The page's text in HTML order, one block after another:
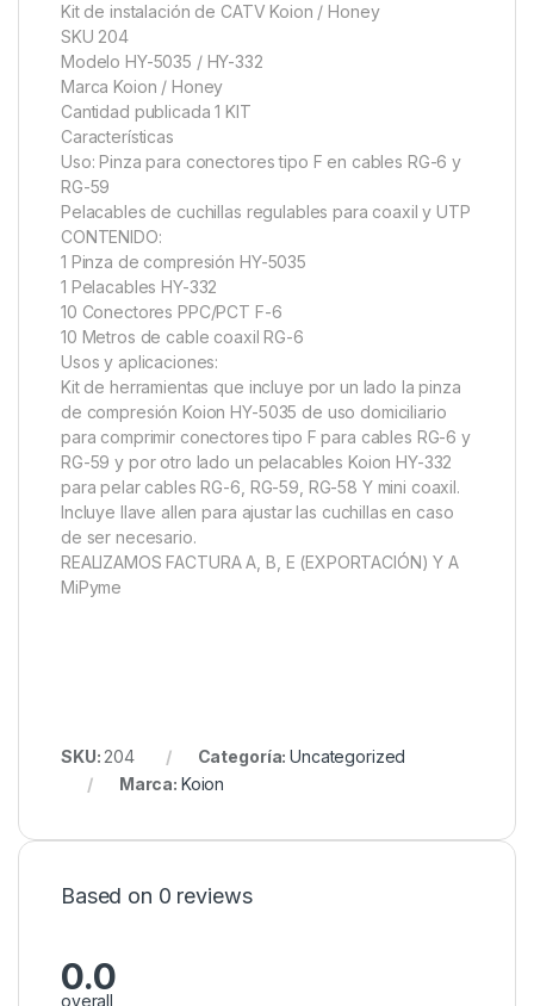
Kit de instalación de CATV Koion / Honey
SKU 204
Modelo HY-5035 / HY-332
Marca Koion / Honey
Cantidad publicada 1 KIT
Características
Uso: Pinza para conectores tipo F en cables RG-6 y
RG-59
Pelacables de cuchillas regulables para coaxil y UTP
CONTENIDO:
1 Pinza de compresión HY-5035
1 Pelacables HY-332
10 Conectores PPC/PCT F-6
10 Metros de cable coaxil RG-6
Usos y aplicaciones:
Kit de herramientas que incluye por un lado la pinza
de compresión Koion HY-5035 de uso domiciliario
para comprimir conectores tipo F para cables RG-6 y
RG-59 y por otro lado un pelacables Koion HY-332
para pelar cables RG-6, RG-59, RG-58 Y mini coaxil.
Incluye llave allen para ajustar las cuchillas en caso
de ser necesario.
REALIZAMOS FACTURA A, B, E (EXPORTACIÓN) Y A
MiPyme
SKU: 204 Categoría:Uncategorized
Marca: Koion
Based on 0 reviews
0.0
overall